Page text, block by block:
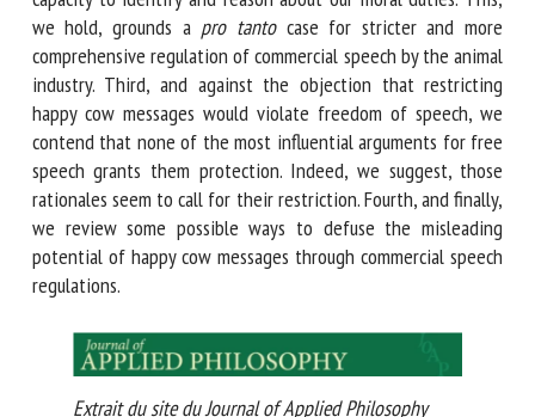
convictions, and by thwarting our capacity to identify and
reason about our moral duties. This, we hold, grounds apro
tantocase for stricter and more comprehensive regulation
of commercial speech by the animal industry. Third, and
against the objection that restricting happy cow messages
would violate freedom of speech, we contend that none of
the most influential arguments for free speech grants them
protection. Indeed, we suggest, those rationales seem to
call for their restriction. Fourth, and finally, we review some
possible ways to defuse the misleading potential of happy